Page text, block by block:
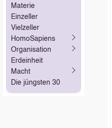
Materie
Einzeller
Vielzeller
HomoSapiens
Organisation
Erdeinheit
Macht
Die jüngsten 30